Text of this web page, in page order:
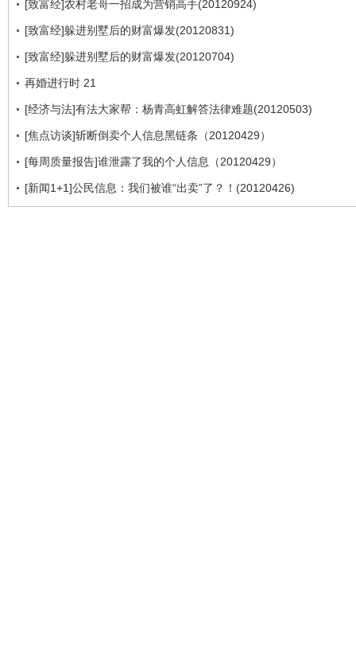
[致富经]农村老哥一招成为营销高手(20120924)
[致富经]躲进别墅后的财富爆发(20120831)
[致富经]躲进别墅后的财富爆发(20120704)
再婚进行时 21
[经济与法]有法大家帮：杨青高虹解答法律难题(20120503)
[焦点访谈]斩断倒卖个人信息黑链条（20120429）
[每周质量报告]谁泄露了我的个人信息（20120429）
[新闻1+1]公民信息：我们被谁“出卖”了？！(20120426)